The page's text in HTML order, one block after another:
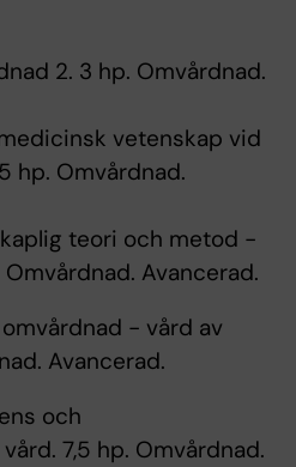
2. 3 hp. Omvårdnad.
vetenskap vid
hp. Omvårdnad.
teori och metod -
Avancerad.
- vård av
Avancerad.
och
7,5 hp. Omvårdnad.